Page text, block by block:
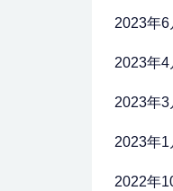
2023年6
2023年4
2023年3
2023年1
2022年